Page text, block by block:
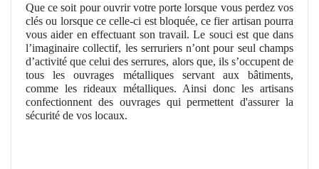
Que ce soit pour ouvrir votre porte lorsque vous perdez vos
clés ou lorsque ce celle-ci est bloquée, ce fier artisan pourra
vous aider en effectuant son travail. Le souci est que dans
l’imaginaire collectif, les serruriers n’ont pour seul champs
d’activité que celui des serrures, alors que, ils s’occupent de
tous les ouvrages métalliques servant aux bâtiments,
comme les rideaux métalliques. Ainsi donc les artisans
confectionnent des ouvrages qui permettent d'assurer la
sécurité de vos locaux.